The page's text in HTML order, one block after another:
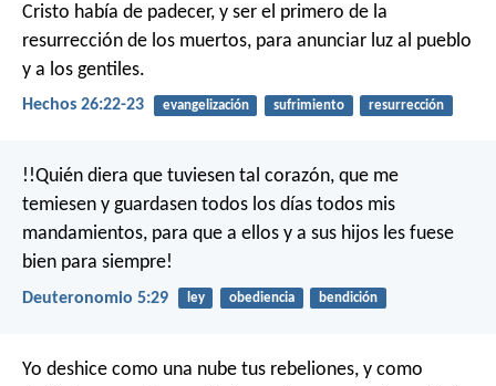
Cristo había de padecer, y ser el primero de la
resurrección de los muertos, para anunciar luz al pueblo
y a los gentiles.
Hechos 26:22-23 evangelización sufrimiento resurrección
!!Quién diera que tuviesen tal corazón, que me
temiesen y guardasen todos los días todos mis
mandamientos, para que a ellos y a sus hijos les fuese
bien para siempre!
Deuteronomio 5:29 ley obediencia bendición
Yo deshice como una nube tus rebeliones, y como